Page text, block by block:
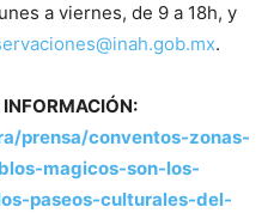
a viernes, de 9 a 18h, y
.
INFORMACIÓN:
prensa/conventos-zonas-
magicos-son-los-
paseos-culturales-del-